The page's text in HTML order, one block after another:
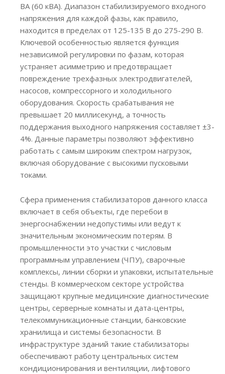
ВА (60 кВА). Диапазон стабилизируемого входного
напряжения для каждой фазы, как правило,
находится в пределах от 125-135 В до 275-290 В.
Ключевой особенностью является функция
независимой регулировки по фазам, которая
устраняет асимметрию и предотвращает
повреждение трехфазных электродвигателей,
насосов, компрессорного и холодильного
оборудования. Скорость срабатывания не
превышает 20 миллисекунд, а точность
поддержания выходного напряжения составляет ±3-
4%. Данные параметры позволяют эффективно
работать с самым широким спектром нагрузок,
включая оборудование с высокими пусковыми
токами.
Сфера применения стабилизаторов данного класса
включает в себя объекты, где перебои в
энергоснабжении недопустимы или ведут к
значительным экономическим потерям. В
промышленности это участки с числовым
программным управлением (ЧПУ), сварочные
комплексы, линии сборки и упаковки, испытательные
стенды. В коммерческом секторе устройства
защищают крупные медицинские диагностические
центры, серверные комнаты и дата-центры,
телекоммуникационные станции, банковские
хранилища и системы безопасности. В
инфраструктуре зданий такие стабилизаторы
обеспечивают работу центральных систем
кондиционирования и вентиляции, лифтового